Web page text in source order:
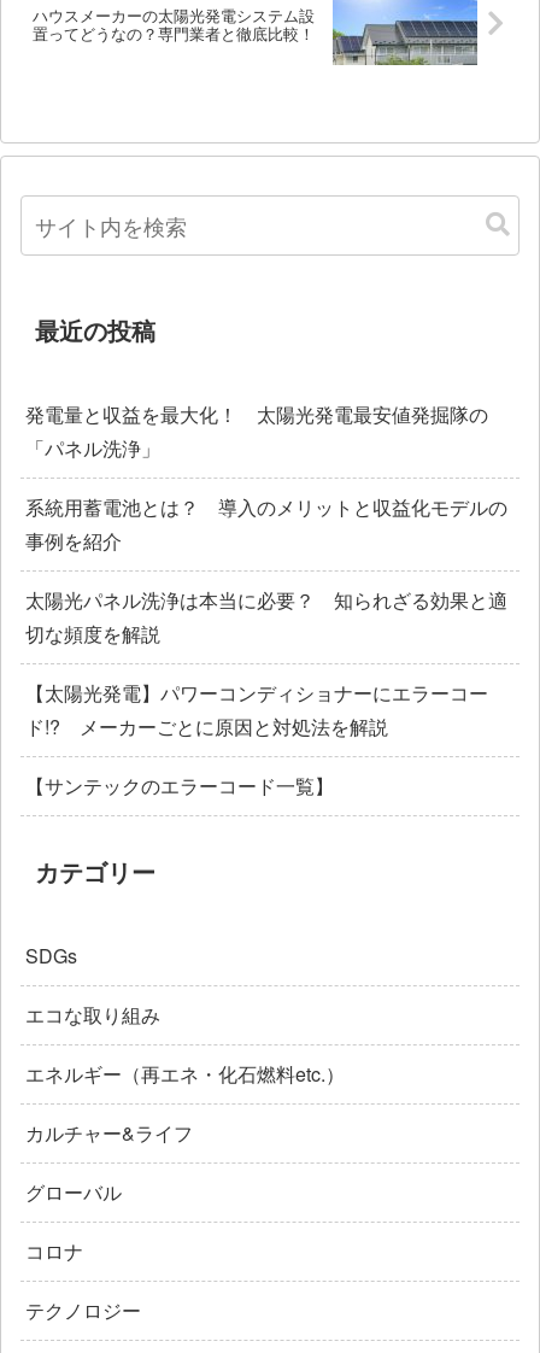
ハウスメーカーの太陽光発電システム設
置ってどうなの？専門業者と徹底比較！
最近の投稿
発電量と収益を最大化！ 太陽光発電最安値発掘隊の
「パネル洗浄」
系統用蓄電池とは？ 導入のメリットと収益化モデルの
事例を紹介
太陽光パネル洗浄は本当に必要？ 知られざる効果と適
切な頻度を解説
【太陽光発電】パワーコンディショナーにエラーコー
ド!? メーカーごとに原因と対処法を解説
【サンテックのエラーコード一覧】
カテゴリー
SDGs
エコな取り組み
エネルギー（再エネ・化石燃料etc.）
カルチャー&ライフ
グローバル
コロナ
テクノロジー